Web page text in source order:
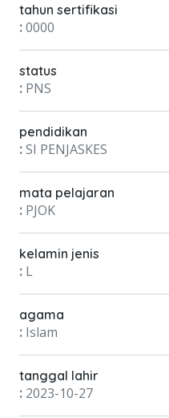
tahun sertifikasi
:0000
status
: PNS
pendidikan
:SI PENJASKES
mata pelajaran
: PJOK
kelamin jenis
: L
agama
: Islam
tanggal lahir
: 2023-10-27